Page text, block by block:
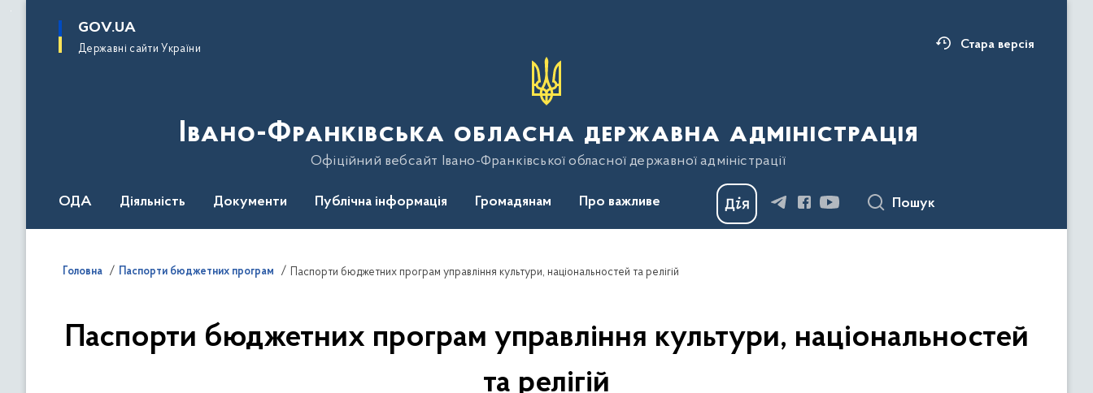
основного
GOV.UA
Державні сайти України Стара версія
Івано-Франківська обласна державна адміністрація
Офіційний вебсайт Івано-Франківської обласної державної адміністрації
ОДА Діяльність Документи Публічна інформація Громадянам Про важливе Пошук
Головна Паспорти бюджетних програм Паспорти бюджетних програм управління культури, національностей та релігій
Паспорти бюджетних програм управління культури, національностей
та релігій